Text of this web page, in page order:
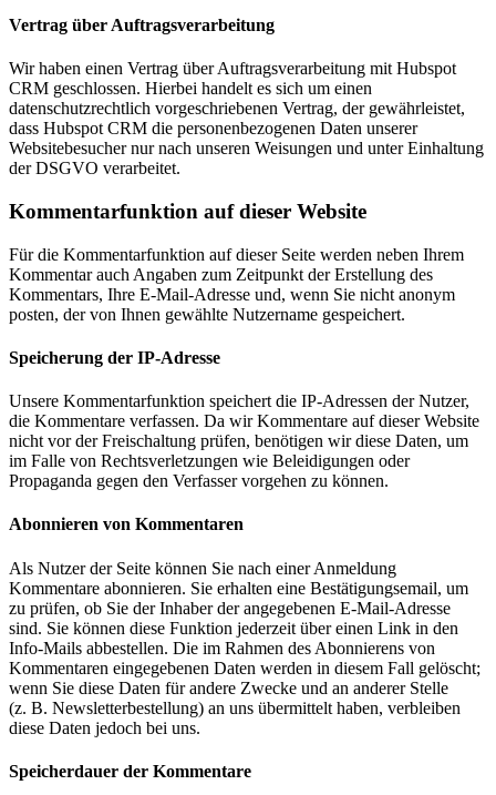
Vertrag über Auftragsverarbeitung
Wir haben einen Vertrag über Auftragsverarbeitung mit Hubspot
CRM geschlossen. Hierbei handelt es sich um einen
datenschutzrechtlich vorgeschriebenen Vertrag, der gewährleistet,
dass Hubspot CRM die personenbezogenen Daten unserer
Websitebesucher nur nach unseren Weisungen und unter Einhaltung
der DSGVO verarbeitet.
Kommentar­funktion auf dieser Website
Für die Kommentarfunktion auf dieser Seite werden neben Ihrem
Kommentar auch Angaben zum Zeitpunkt der Erstellung des
Kommentars, Ihre E-Mail-Adresse und, wenn Sie nicht anonym
posten, der von Ihnen gewählte Nutzername gespeichert.
Speicherung der IP-Adresse
Unsere Kommentarfunktion speichert die IP-Adressen der Nutzer,
die Kommentare verfassen. Da wir Kommentare auf dieser Website
nicht vor der Freischaltung prüfen, benötigen wir diese Daten, um
im Falle von Rechtsverletzungen wie Beleidigungen oder
Propaganda gegen den Verfasser vorgehen zu können.
Abonnieren von Kommentaren
Als Nutzer der Seite können Sie nach einer Anmeldung
Kommentare abonnieren. Sie erhalten eine Bestätigungsemail, um
zu prüfen, ob Sie der Inhaber der angegebenen E-Mail-Adresse
sind. Sie können diese Funktion jederzeit über einen Link in den
Info-Mails abbestellen. Die im Rahmen des Abonnierens von
Kommentaren eingegebenen Daten werden in diesem Fall gelöscht;
wenn Sie diese Daten für andere Zwecke und an anderer Stelle
(z. B. Newsletterbestellung) an uns übermittelt haben, verbleiben
diese Daten jedoch bei uns.
Speicherdauer der Kommentare